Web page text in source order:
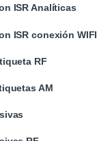
ISR Analíticas
ISR conexión WIFI
RF
AM